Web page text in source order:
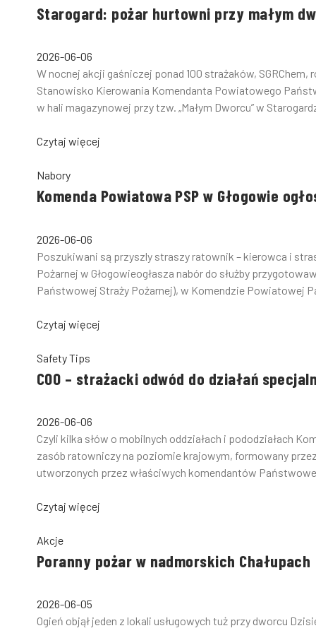
Starogard: pożar hurtowni przy małym
2026-06-06
W nocnej akcji gaśniczej ponad 100 strażaków,
Stanowisko Kierowania Komendanta Powiatowego
w hali magazynowej przy tzw. „Małym Dworcu” w
Czytaj więcej
Nabory
Komenda Powiatowa PSP w Głogowie
2026-06-06
Poszukiwani są przyszly straszy ratownik – kierowca i
Pożarnej w Głogowieogłasza nabór do służby
Państwowej Straży Pożarnej), w Komendzie Powiatowej
Czytaj więcej
Safety Tips
COO – strażacki odwód do działań
2026-06-06
Czyli kilka słów o mobilnych oddziałach i pododziałach
zasób ratowniczy na poziomie krajowym, formowany
utworzonych przez właściwych komendantów
Czytaj więcej
Akcje
Poranny pożar w nadmorskich Chałupach
2026-06-05
Ogień objął jeden z lokali usługowych tuż przy dworcu